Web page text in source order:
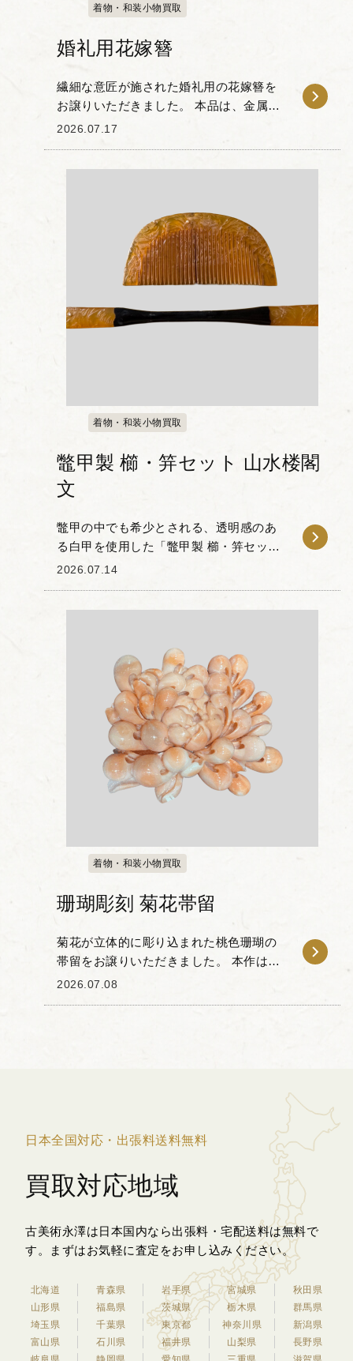
着物・和装小物買取
婚礼用花嫁簪
繊細な意匠が施された婚礼用の花嫁簪を
お譲りいただきました。 本品は、金属製
の細工をベースに、厄除けや子宝の象徴
2026.07.17
着物・和装小物買取
鼈甲製 櫛・笄セット 山水楼閣
文
鼈甲の中でも希少とされる、透明感のあ
る白甲を使用した「鼈甲製 櫛・笄セット
山水楼閣文」です。 本品の櫛と笄には、
2026.07.14
着物・和装小物買取
珊瑚彫刻 菊花帯留
菊花が立体的に彫り込まれた桃色珊瑚の
帯留をお譲りいただきました。 本作は、
珊瑚特有の優美なピンクのグラデーショ
2026.07.08
日本全国対応・出張料送料無料
買取対応地域
古美術永澤は日本国内なら出張料・宅配送料は無料で
す。
まずはお気軽に査定をお申し込みください。
北海道 青森県 岩手県 宮城県
秋田県
山形県
福島県 茨城県 栃木県
群馬県
埼玉県
千葉県 東京都 神奈川県
新潟県
富山県
石川県 福井県 山梨県
長野県